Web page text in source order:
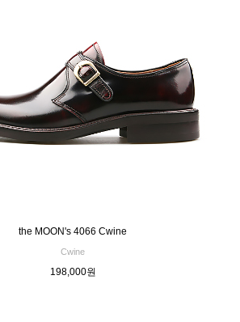
the MOON's 4066 Cwine
Cwine
198,000원